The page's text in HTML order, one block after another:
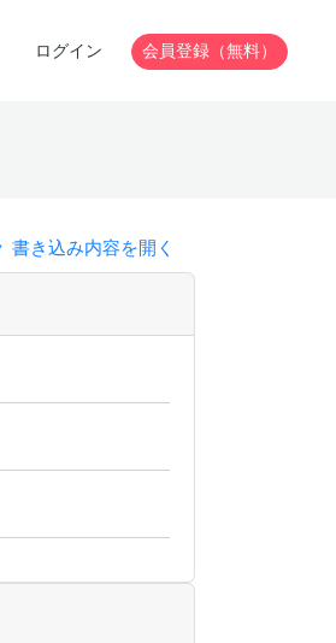
ログイン 会員登録（無料）
書き込み内容を開く